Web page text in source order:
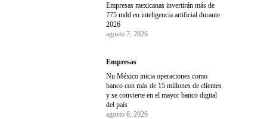
Empresas mexicanas invertirán más de
775 mdd en inteligencia artificial durante
2026
agosto 7, 2026
Empresas
Nu México inicia operaciones como
banco con más de 15 millones de clientes
y se convierte en el mayor banco digital
del país
agosto 6, 2026